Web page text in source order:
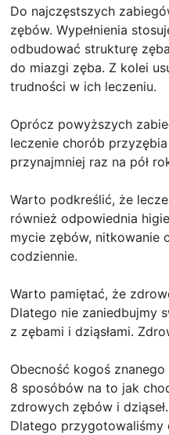
Do najczęstszych
zębów. Wypełnienia
odbudować strukturę
do miazgi zęba. Z kolei
trudności w ich leczeniu.
Oprócz powyższych
leczenie chorób
przynajmniej raz na pół
Warto podkreślić, że
również odpowiednia
mycie zębów, nitkowanie
codziennie.
Warto pamiętać, że
Dlatego nie zaniedbujmy
z zębami i dziąsłami.
Obecność kogoś
8 sposóbów na to jak
zdrowych zębów i
Dlatego przygotowaliśmy